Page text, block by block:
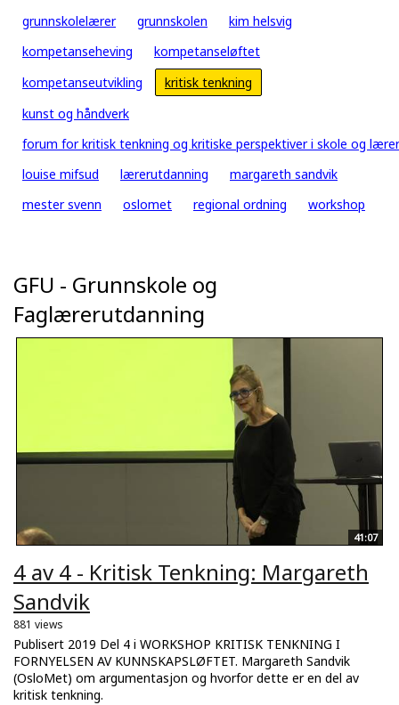
grunnskolelærer
grunnskolen
kim helsvig
kompetanseheving
kompetanseløftet
kompetanseutvikling
kritisk tenkning
kunst og håndverk
forum for kritisk tenkning og kritiske perspektiver i skole og
louise mifsud
lærerutdanning
margareth sandvik
mester svenn
oslomet regional ordning workshop
GFU - Grunnskole og
Faglærerutdanning
41:07
4 av 4 - Kritisk Tenkning: Margareth
Sandvik
881 views
Publisert 2019 Del 4 i WORKSHOP KRITISK TENKNING I
FORNYELSEN AV KUNNSKAPSLØFTET. Margareth Sandvik
(OsloMet) om argumentasjon og hvorfor dette er en del av
kritisk tenkning.